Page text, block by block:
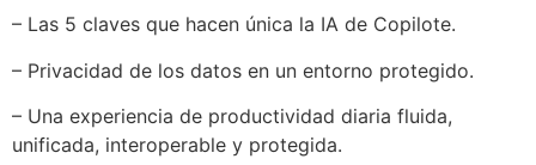
– Las 5 claves que hacen única la IA de Copilote.
– Privacidad de los datos en un entorno protegido.
– Una experiencia de productividad diaria fluida,
unificada, interoperable y protegida.